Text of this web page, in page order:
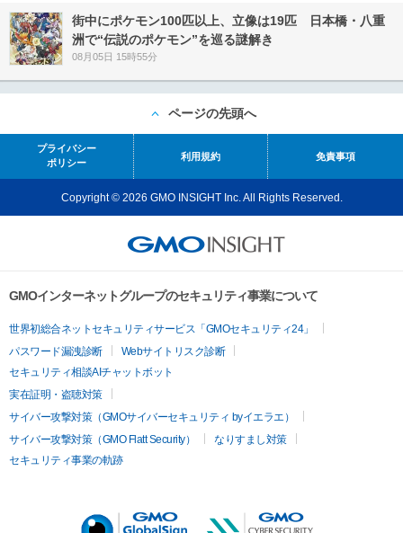
街中にポケモン100匹以上、立像は19匹 日本橋・八重
洲で“伝説のポケモン”を巡る謎解き
08月05日 15時55分
ページの先頭へ
プライバシー
ポリシー
利用規約 免責事項
Copyright © 2026 GMO INSIGHT Inc. All Rights Reserved.
GMOインターネットグループのセキュリティ事業について
世界初総合ネットセキュリティサービス「GMOセキュリティ24」
パスワード漏洩診断
Webサイトリスク診断
セキュリティ相談AIチャットボット
実在証明・盗聴対策
サイバー攻撃対策（GMOサイバーセキュリティ byイエラエ）
サイバー攻撃対策（GMO Flatt Security）
なりすまし対策
セキュリティ事業の軌跡